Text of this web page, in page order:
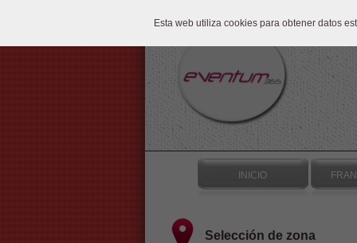
Esta web utiliza cookies para obtener datos
INICIO
Selección de zona